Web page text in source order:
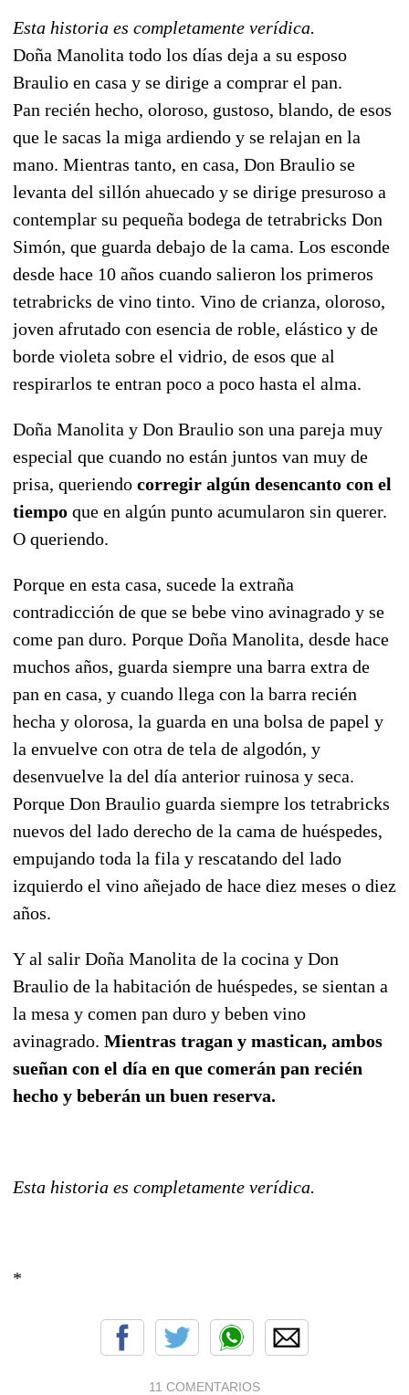
Esta historia es completamente verídica.
Doña Manolita todo los días deja a su esposo
Braulio en casa y se dirige a comprar el pan.
Pan recién hecho, oloroso, gustoso, blando, de esos
que le sacas la miga ardiendo y se relajan en la
mano. Mientras tanto, en casa, Don Braulio se
levanta del sillón ahuecado y se dirige presuroso a
contemplar su pequeña bodega de tetrabricks Don
Simón, que guarda debajo de la cama. Los esconde
desde hace 10 años cuando salieron los primeros
tetrabricks de vino tinto. Vino de crianza, oloroso,
joven afrutado con esencia de roble, elástico y de
borde violeta sobre el vidrio, de esos que al
respirarlos te entran poco a poco hasta el alma.
Doña Manolita y Don Braulio son una pareja muy
especial que cuando no están juntos van muy de
prisa, queriendo corregir algún desencanto con el
tiempo que en algún punto acumularon sin querer.
O queriendo.
Porque en esta casa, sucede la extraña
contradicción de que se bebe vino avinagrado y se
come pan duro. Porque Doña Manolita, desde hace
muchos años, guarda siempre una barra extra de
pan en casa, y cuando llega con la barra recién
hecha y olorosa, la guarda en una bolsa de papel y
la envuelve con otra de tela de algodón, y
desenvuelve la del día anterior ruinosa y seca.
Porque Don Braulio guarda siempre los tetrabricks
nuevos del lado derecho de la cama de huéspedes,
empujando toda la fila y rescatando del lado
izquierdo el vino añejado de hace diez meses o diez
años.
Y al salir Doña Manolita de la cocina y Don
Braulio de la habitación de huéspedes, se sientan a
la mesa y comen pan duro y beben vino
avinagrado. Mientras tragan y mastican, ambos
sueñan con el día en que comerán pan recién
hecho y beberán un buen reserva.
Esta historia es completamente verídica.
*
11 COMENTARIOS